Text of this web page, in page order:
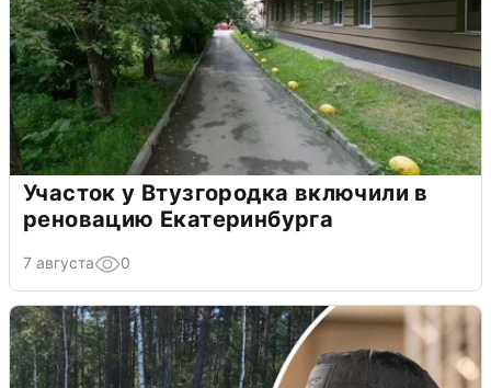
Участок у Втузгородка включили в
реновацию Екатеринбурга
7 августа 0